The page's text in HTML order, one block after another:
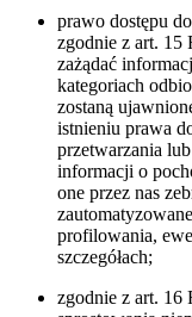
prawo dostępu
zgodnie z art. 15
zażądać
kategoriach
zostaną
istnieniu prawa
przetwarzania
informacji o
one przez nas
profilowania,
szczegółach;
zgodnie z art. 16